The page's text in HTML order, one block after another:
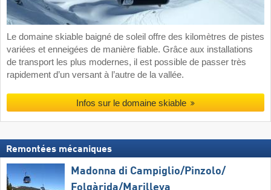
Le domaine skiable baigné de soleil offre des kilomètres de pistes
variées et enneigées de manière fiable. Grâce aux installations
de transport les plus modernes, il est possible de passer très
rapidement d’un versant à l’autre de la vallée.
Infos sur le domaine skiable
Remontées mécaniques
Madonna di Campiglio/​Pinzolo/​
Folgàrida/​Marilleva